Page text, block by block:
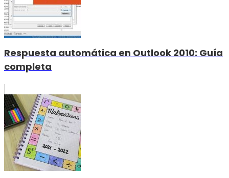
Respuesta automática en Outlook 2010: Guía
completa